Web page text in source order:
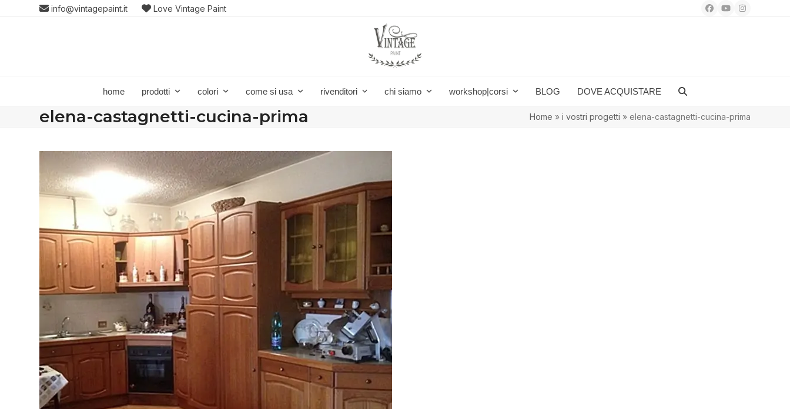
info@vintagepaint.it Love Vintage Paint Facebook
YouTubeInstagram
home prodotti colori come si usa rivenditori chi siamo workshop|corsi BLOG DOVE ACQUISTARE
elena-castagnetti-cucina-prima Home » i vostri progetti » elena-castagnetti-cucina-prima